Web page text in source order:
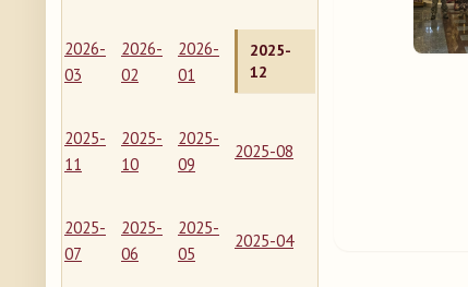
2026-
03
2026-
02
2026-
01
2025-
12
2025-
11
2025-
10
2025-
09
2025-08
2025-
07
2025-
06
2025-
05
2025-04